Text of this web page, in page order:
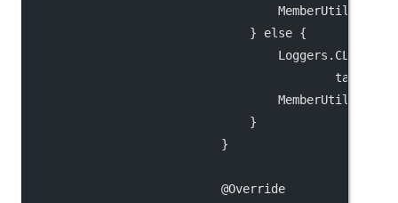
                                } else {
                                }
                            }
                            @Override